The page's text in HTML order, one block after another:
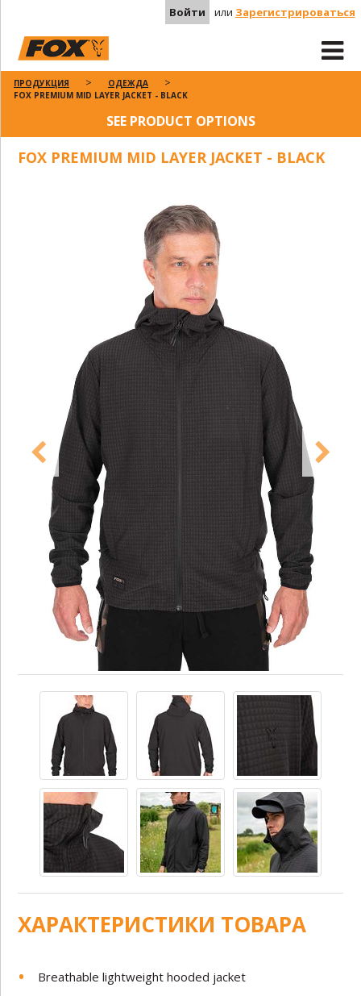
Войти или Зарегистрироваться
ПРОДУКЦИЯ
ОДЕЖДА
FOX PREMIUM MID LAYER JACKET - BLACK
SEE PRODUCT OPTIONS
FOX PREMIUM MID LAYER JACKET - BLACK
ХАРАКТЕРИСТИКИ ТОВАРА
Breathable lightweight hooded jacket